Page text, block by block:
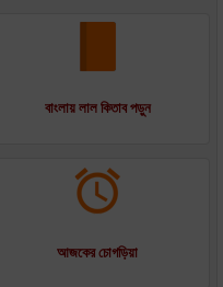
বাংলায় লাল কিতাব পড়ুন
আজকের চোগড়িয়া